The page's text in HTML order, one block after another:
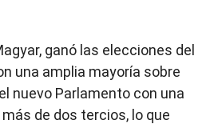
ganó las elecciones del
una amplia mayoría sobre
nuevo Parlamento con una
de dos tercios, lo que